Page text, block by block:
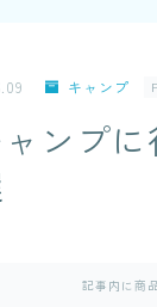
キャンプ
ンプ
記事内に商